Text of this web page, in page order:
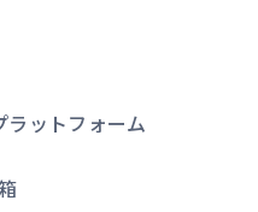
ットフォーム